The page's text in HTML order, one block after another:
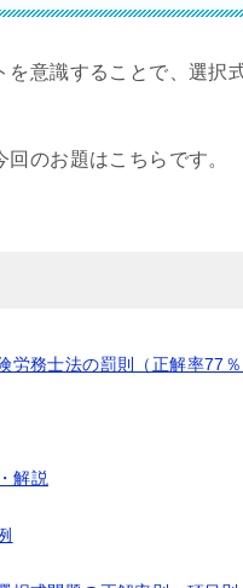
を意識することで、選択
回のお題はこちらです。
労務士法の罰則（正解率77％
解説